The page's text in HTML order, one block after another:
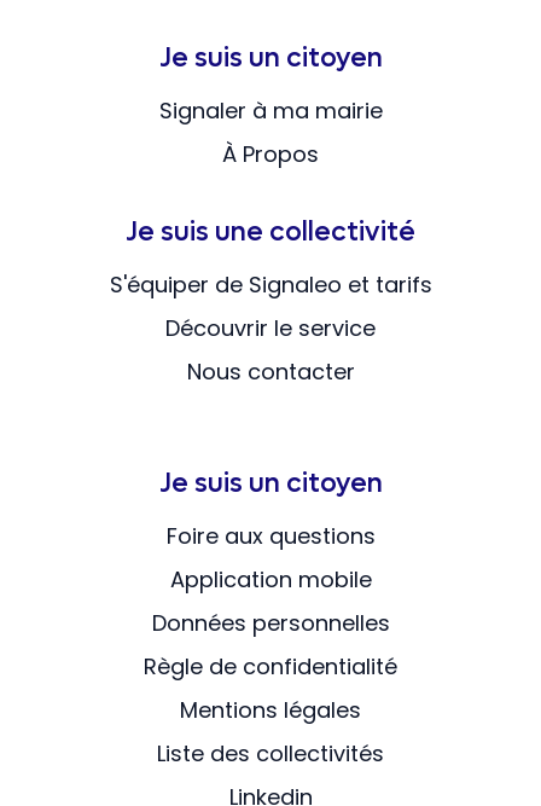
Je suis un citoyen
Signaler à ma mairie
À Propos
Je suis une collectivité
S'équiper de Signaleo et tarifs
Découvrir le service
Nous contacter
Je suis un citoyen
Foire aux questions
Application mobile
Données personnelles
Règle de confidentialité
Mentions légales
Liste des collectivités
Linkedin